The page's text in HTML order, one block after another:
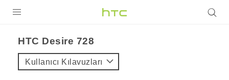
VIVE
HTC Desire 728‎
Kullanıcı Kılavuzları